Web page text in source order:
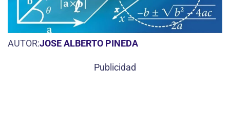
AUTOR:JOSE ALBERTO PINEDA
Publicidad